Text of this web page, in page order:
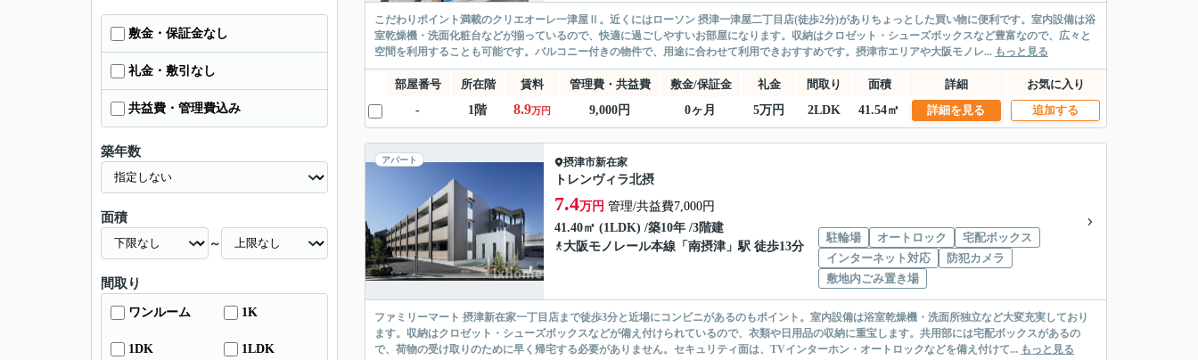
こだわりポイント満載のクリエオーレ一津屋Ⅱ。近くにはローソン 摂津一津屋二丁目店(徒歩2分)がありちょっとした買い物に便利です。室内設備は浴
室乾燥機・洗面化粧台などが揃っているので、快適に過ごしやすいお部屋になります。収納はクロゼット・シューズボックスなど豊富なので、広々と
空間を利用することも可能です。バルコニー付きの物件で、用途に合わせて利用できおすすめです。摂津市エリアや大阪モノレ... もっと見る
部屋番号 所在階 賃料 管理費・共益費 敷金/保証金 礼金 間取り 面積 詳細
お気に入り
-
1階 8.9万円 9,000円 0ヶ月 5万円 2LDK 41.54㎡ 詳細を見る 追加する
アパート 摂津市新在家
トレンヴィラ北摂
7.4万円 管理/共益費7,000円
41.40㎡ (1LDK) /築10年 /3階建
大阪モノレール本線 「 南摂津 」駅 徒歩13分
駐輪場 オートロック
宅配ボックス
インターネット対応
防犯カメラ
敷地内ごみ置き場
ファミリーマート 摂津新在家一丁目店まで徒歩3分と近場にコンビニがあるのもポイント。室内設備は浴室乾燥機・洗面所独立など大変充実しており
ます。収納はクロゼット・シューズボックスなどが備え付けられているので、衣類や日用品の収納に重宝します。共用部には宅配ボックスがあるの
で、荷物の受け取りのために早く帰宅する必要がありません。セキュリティ面は、TVインターホン・オートロックなどを備え付けて... もっと見る
敷金・保証金なし
礼金・敷引なし
共益費・管理費込み
築年数
面積
～
間取り
ワンルーム 1K
1DK 1LDK